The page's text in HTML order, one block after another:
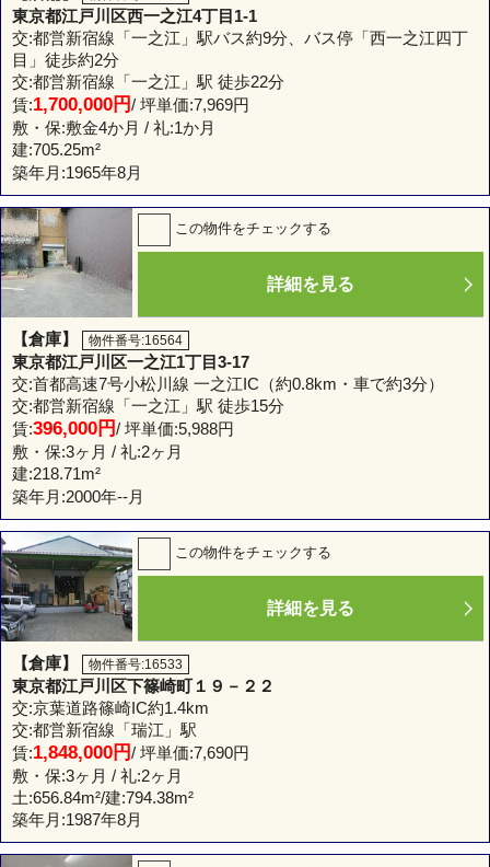
東京都江戸川区西一之江4丁目1-1
交:都営新宿線「一之江」駅バス約9分、バス停「西一之江四丁
目」徒歩約2分
交:都営新宿線「一之江」駅 徒歩22分
賃:1,700,000円/ 坪単価:7,969円
敷・保:敷金4か月 / 礼:1か月
建:705.25m²
築年月:1965年8月
この物件をチェックする
詳細を見る
【倉庫】 物件番号:16564
東京都江戸川区一之江1丁目3-17
交:首都高速7号小松川線 一之江IC（約0.8km・車で約3分）
交:都営新宿線「一之江」駅 徒歩15分
賃:396,000円/ 坪単価:5,988円
敷・保:3ヶ月 / 礼:2ヶ月
建:218.71m²
築年月:2000年--月
この物件をチェックする
詳細を見る
【倉庫】 物件番号:16533
東京都江戸川区下篠崎町１９－２２
交:京葉道路篠崎IC約1.4km
交:都営新宿線「瑞江」駅
賃:1,848,000円/ 坪単価:7,690円
敷・保:3ヶ月 / 礼:2ヶ月
土:656.84m²/建:794.38m²
築年月:1987年8月